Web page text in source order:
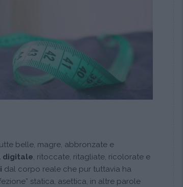
belle, magre, abbronzate e
digitale, ritoccate, ritagliate, ricolorate e
dal corpo reale che pur tuttavia ha
statica, asettica, in altre parole